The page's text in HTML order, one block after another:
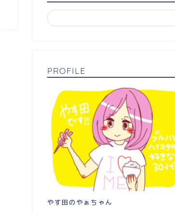
PROFILE
やす田のやぁちゃん